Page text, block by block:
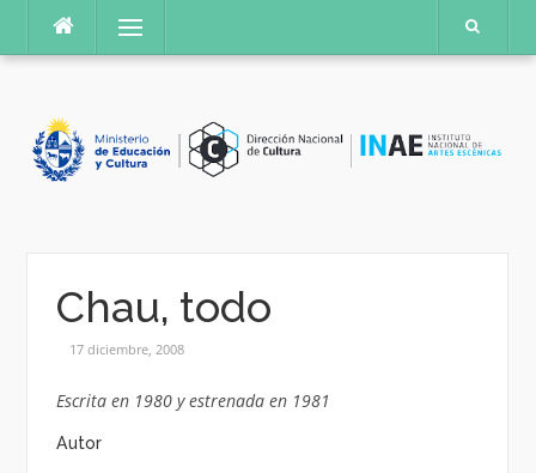
contenido
Menú
Chau, todo
17 diciembre, 2008
Escrita en 1980 y estrenada en 1981
Autor